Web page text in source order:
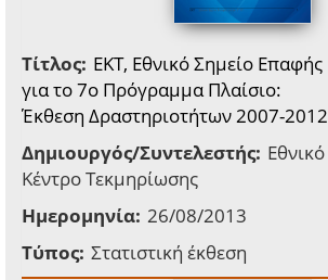
Τίτλος: EKT, Eθνικό Σημείο Επαφής
για το 7ο Πρόγραμμα Πλαίσιο:
Έκθεση Δραστηριοτήτων 2007-2012
Δημιουργός/Συντελεστής: Εθνικό
Κέντρο Τεκμηρίωσης
Ημερομηνία: 26/08/2013
Τύπος: Στατιστική έκθεση